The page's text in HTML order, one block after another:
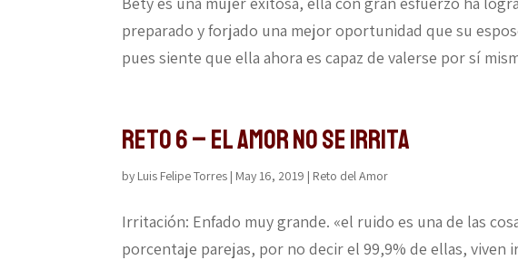
preparado y forjado una mejor oportunidad que su
pues siente que ella ahora es capaz de valerse por sí
Reto 6 – El amor no se irrita
by Luis Felipe Torres | May 16, 2019 | Reto del Amor
Irritación: Enfado muy grande. «el ruido es una de las
porcentaje parejas, por no decir el 99,9% de ellas, viven